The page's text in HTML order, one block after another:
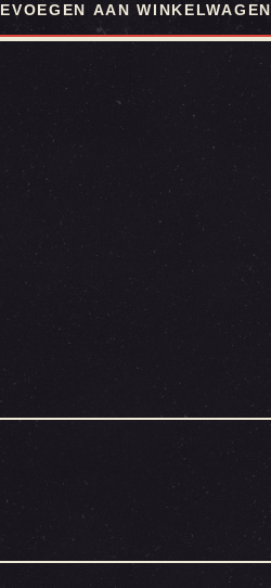
AAN WINKELWAGEN